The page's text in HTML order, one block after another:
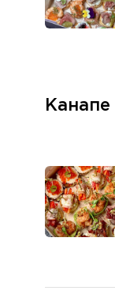
Канапе